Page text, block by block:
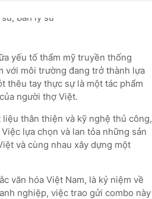
yếu tố thẩm mỹ truyền thống
với môi trường đang trở thành lựa
thêu tay thực sự là một tác phẩm
người thợ Việt.
thân thiện và kỹ nghệ thủ công,
lựa chọn và lan tỏa những sản
và cùng nhau xây dựng một
văn hóa Việt Nam, là kỷ niệm về
nghiệp, việc trao gửi combo này